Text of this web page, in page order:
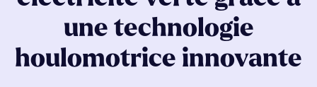
une technologie
houlomotrice innovante